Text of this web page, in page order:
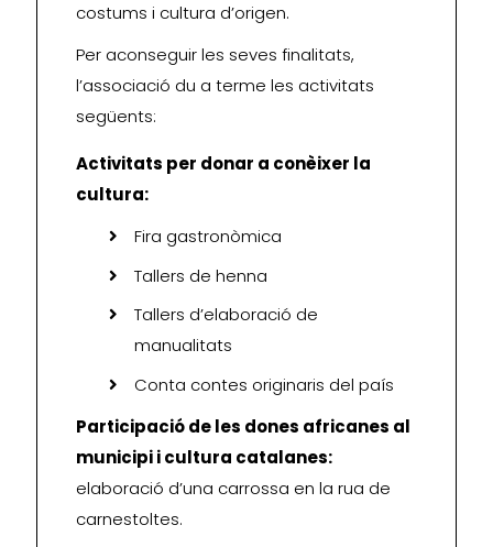
costums i cultura d’origen.
Per aconseguir les seves finalitats,
l’associació du a terme les activitats
següents:
Activitats per donar a conèixer la
cultura:
Fira gastronòmica
Tallers de henna
Tallers d’elaboració de
manualitats
Conta contes originaris del país
Participació de les dones africanes al
municipi i cultura catalanes:
elaboració d’una carrossa en la rua de
carnestoltes.